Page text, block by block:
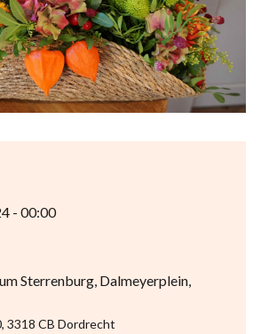
- 00:00
Sterrenburg, Dalmeyerplein,
3318 CB Dordrecht